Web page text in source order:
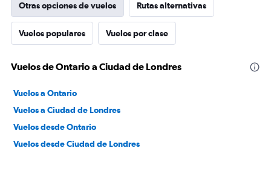
Otras opciones de vuelos Rutas alternativas
Vuelos populares Vuelos por clase
Vuelos de Ontario a Ciudad de Londres
Vuelos a Ontario
Vuelos a Ciudad de Londres
Vuelos desde Ontario
Vuelos desde Ciudad de Londres